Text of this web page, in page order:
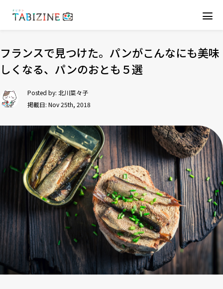
フランスで見つけた。パンがこんなにも美味
しくなる、パンのおとも５選
Posted by: 北川菜々子
掲載日: Nov 25th, 2018